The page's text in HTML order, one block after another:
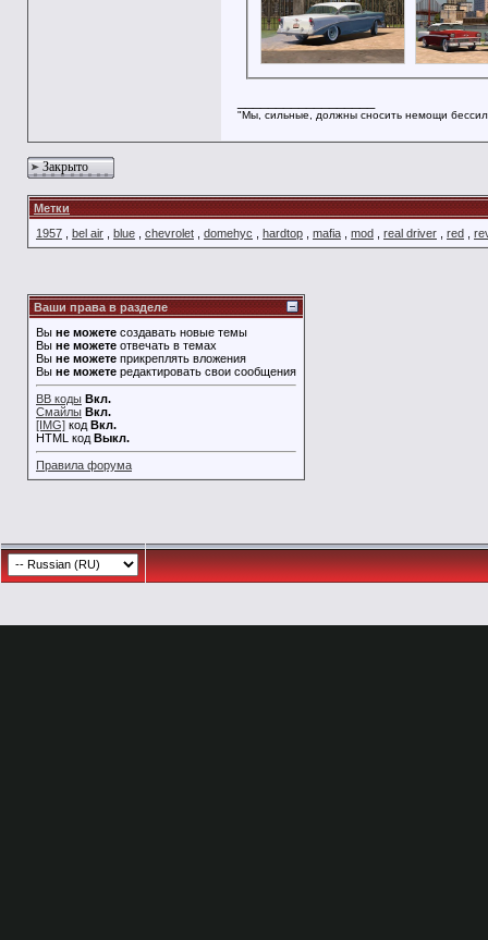
"Мы, сильные, должны сносить немощи
Закрыто
Метки
1957
bel air blue chevrolet domehyc hardtop mafia mod real driver red
Ваши права в разделе
Вы не можете создавать новые темы
Вы не можете отвечать в темах
Вы не можете прикреплять вложения
Вы не можете редактировать свои сообщения
BB коды Вкл.
Смайлы Вкл.
[IMG] код Вкл.
HTML код Выкл.
Правила форума